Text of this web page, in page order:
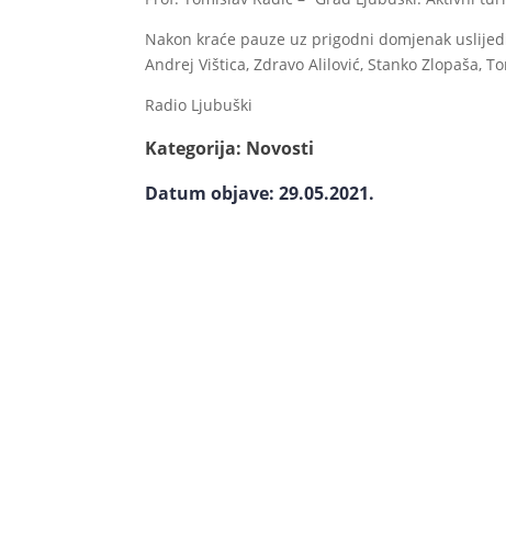
Nakon kraće pauze uz prigodni domjenak
Andrej Vištica, Zdravo Alilović, Stanko Zlopaša,
Radio Ljubuški
Kategorija: Novosti
Datum objave: 29.05.2021.